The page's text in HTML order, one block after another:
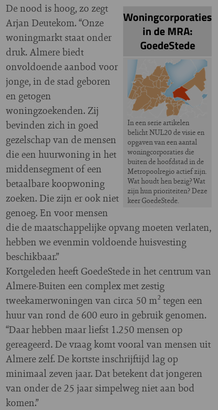
Woningcorporaties
in de MRA:
GoedeStede
In een serie artikelen
belicht NUL20 de visie en
opgaven van een aantal
woningcorporaties die
buiten de hoofdstad in de
Metropoolregio actief zijn.
Wat houdt hen bezig? Wat
zijn hun prioriteiten? Deze
keer GoedeStede.
De nood is hoog, zo zegt
Arjan Deutekom. “Onze
woningmarkt staat onder
druk. Almere biedt
onvoldoende aanbod voor
jonge, in de stad geboren
en getogen
woningzoekenden. Zij
bevinden zich in goed
gezelschap van de mensen
die een huurwoning in het
middensegment of een
betaalbare koopwoning
zoeken. Die zijn er ook niet
genoeg. En voor mensen
die de maatschappelijke opvang moeten verlaten,
hebben we evenmin voldoende huisvesting
beschikbaar.”
Kortgeleden heeft GoedeStede in het centrum van
Almere-Buiten een complex met zestig
tweekamerwoningen van circa 50 m² tegen een
huur van rond de 600 euro in gebruik genomen.
“Daar hebben maar liefst 1.250 mensen op
gereageerd. De vraag komt vooral van mensen uit
Almere zelf. De kortste inschrijftijd lag op
minimaal zeven jaar. Dat betekent dat jongeren
van onder de 25 jaar simpelweg niet aan bod
komen.”